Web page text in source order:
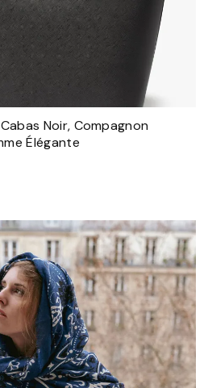
Noir, Compagnon
Élégante